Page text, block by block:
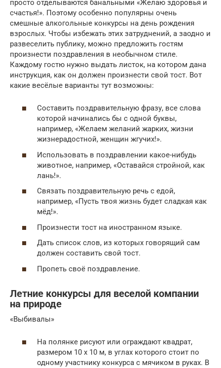
просто отделываются банальными «Желаю здоровья и
счастья!». Поэтому особенно популярны очень
смешные алкогольные конкурсы на день рождения
взрослых. Чтобы избежать этих затруднений, а заодно и
развеселить публику, можно предложить гостям
произнести поздравления в необычном стиле.
Каждому гостю нужно выдать листок, на котором дана
инструкция, как он должен произнести свой тост. Вот
какие весёлые варианты тут возможны:
Составить поздравительную фразу, все слова
которой начинались бы с одной буквы,
например, «Желаем желаний жарких, жизни
жизнерадостной, женщин жгучих!».
Использовать в поздравлении какое-нибудь
животное, например, «Оставайся стройной, как
лань!».
Связать поздравительную речь с едой,
например, «Пусть твоя жизнь будет сладкая как
мёд!».
Произнести тост на иностранном языке.
Дать список слов, из которых говорящий сам
должен составить свой тост.
Пропеть своё поздравление.
Летние конкурсы для веселой компании
на природе
«Выбивалы»
На полянке рисуют или ограждают квадрат,
размером 10 х 10 м, в углах которого стоит по
одному участнику конкурса с мячиком в руках. В